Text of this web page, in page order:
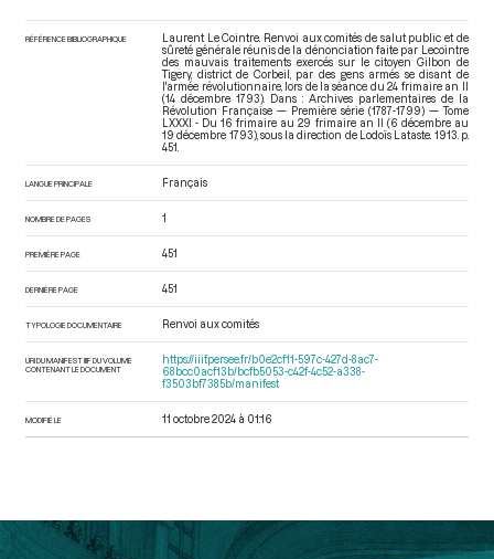
RÉFÉRENCE BIBLIOGRAPHIQUE
Laurent Le Cointre. Renvoi aux comités de salut public et de
sûreté générale réunis de la dénonciation faite par Lecointre
des mauvais traitements exercés sur le citoyen Gilbon de
Tigery, district de Corbeil, par des gens armés se disant de
l'armée révolutionnaire, lors de la séance du 24 frimaire an II
(14 décembre 1793). Dans : Archives parlementaires de la
Révolution Française — Première série (1787-1799) — Tome
LXXXI - Du 16 frimaire au 29 frimaire an II (6 décembre au
19 décembre 1793), sous la direction de Lodoïs Lataste. 1913. p.
451.
LANGUE PRINCIPALE Français
NOMBRE DE PAGES 1
PREMIÈRE PAGE 451
DERNIÈRE PAGE 451
TYPOLOGIE DOCUMENTAIRE Renvoi aux comités
URI DU MANIFEST IIIF DU VOLUME
CONTENANT LE DOCUMENT
https://iiif.persee.fr/b0e2cf11-597c-427d-8ac7-
68bcc0acf13b/bcfb5053-c42f-4c52-a338-
f3503bf7385b/manifest
MODIFIÉ LE 11 octobre 2024 à 01:16